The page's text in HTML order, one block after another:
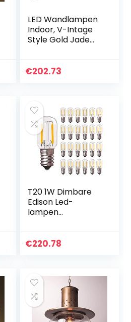
LED Wandlampen
Indoor, V-Intage
Style Gold Jade
met Frosted Glass
€202.73
T20 1W Dimbare
Edison Led-
lampen
Glas 2200K
€220.78